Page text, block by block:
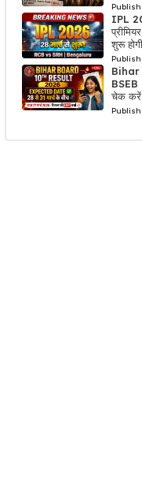
IPL
शुरू होगी
Bihar
चेक करें